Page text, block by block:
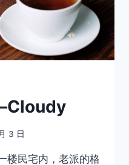
3 日
楼民宅内，老派的格